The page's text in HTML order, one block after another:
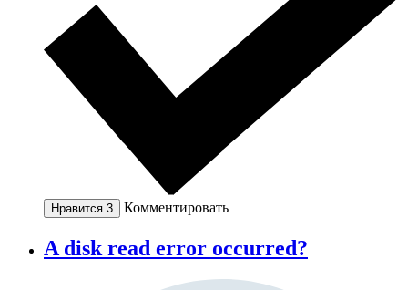
Нравится 3 Комментировать
A disk read error occurred?